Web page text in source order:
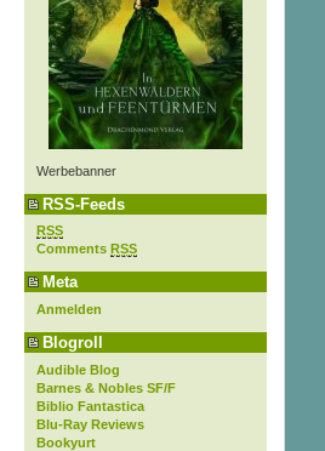
Werbebanner
RSS-Feeds
RSS
Comments RSS
Meta
Anmelden
Blogroll
Audible Blog
Barnes & Nobles SF/F
Biblio Fantastica
Blu-Ray Reviews
Bookyurt